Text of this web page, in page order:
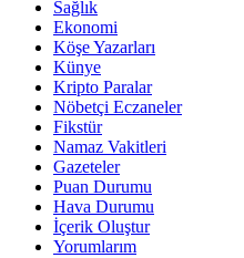
Sağlık
Ekonomi
Köşe Yazarları
Künye
Kripto Paralar
Nöbetçi Eczaneler
Fikstür
Namaz Vakitleri
Gazeteler
Puan Durumu
Hava Durumu
İçerik Oluştur
Yorumlarım